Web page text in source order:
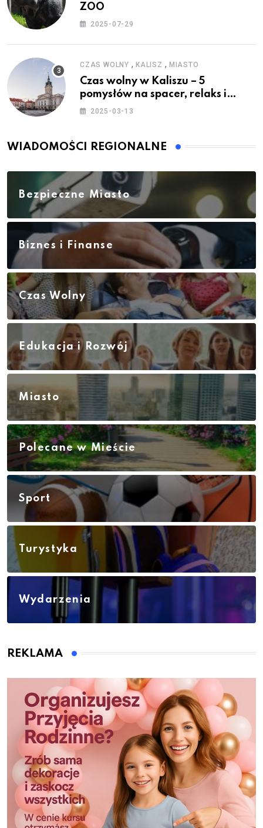
ZOO
2025-07-29
CZAS WOLNY , KALISZ , MIASTO
Czas wolny w Kaliszu – 5
pomysłów na spacer, relaks i
rodzinne atrakcje
2025-03-13
WIADOMOŚCI REGIONALNE
Bezpieczne Miasto
Biznes i Finanse
Czas Wolny
Edukacja i Rozwój
Miasto
Polecane w Mieście
Sport
Turystyka
Wydarzenia
REKLAMA